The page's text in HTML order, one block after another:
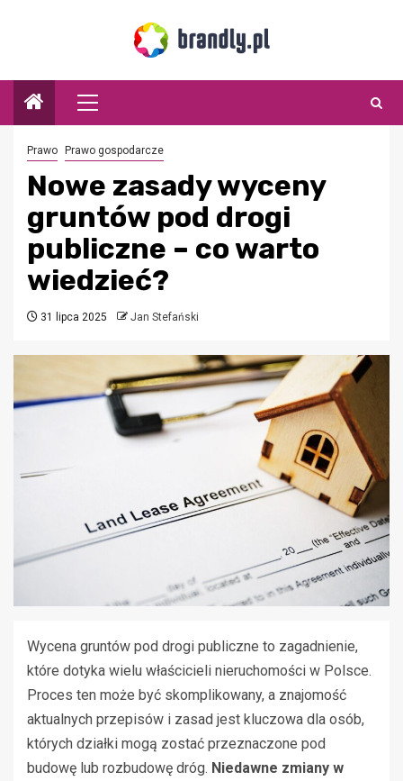
Menu
główne
Prawo Prawo gospodarcze
Nowe zasady wyceny
gruntów pod drogi
publiczne – co warto
wiedzieć?
31 lipca 2025 Jan Stefański
Wycena gruntów pod drogi publiczne to zagadnienie,
które dotyka wielu właścicieli nieruchomości w Polsce.
Proces ten może być skomplikowany, a znajomość
aktualnych przepisów i zasad jest kluczowa dla osób,
których działki mogą zostać przeznaczone pod
budowę lub rozbudowę dróg. Niedawne zmiany w